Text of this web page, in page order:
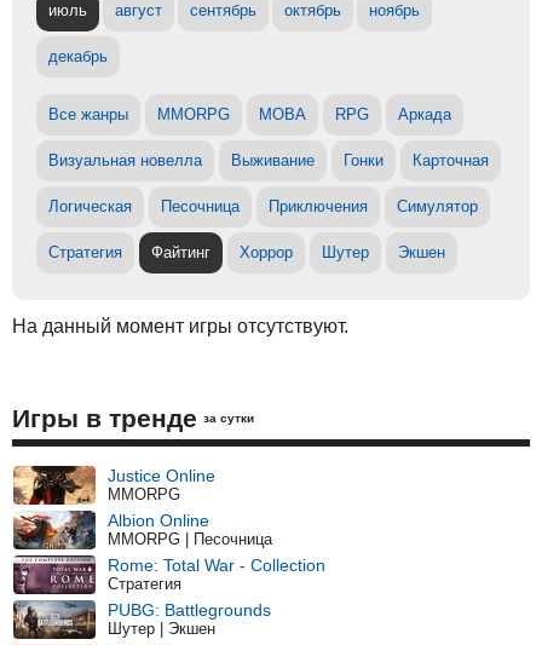
июль август сентябрь октябрь ноябрь
декабрь
Все жанры MMORPG MOBA RPG Аркада
Визуальная новелла Выживание Гонки Карточная
Логическая Песочница Приключения Симулятор
Стратегия Файтинг Хоррор Шутер Экшен
На данный момент игры отсутствуют.
Игры в тренде за сутки
Justice Online
MMORPG
Albion Online
MMORPG | Песочница
Rome: Total War - Collection
Стратегия
PUBG: Battlegrounds
Шутер | Экшен